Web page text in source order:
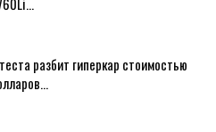
разбит гиперкар стоимостью